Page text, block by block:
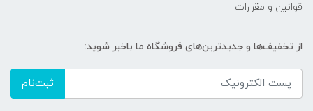
قوانین و مقررات
از تخفیف‌ها و جدیدترین‌های فروشگاه ما باخبر شوید:
ثبت‌نام